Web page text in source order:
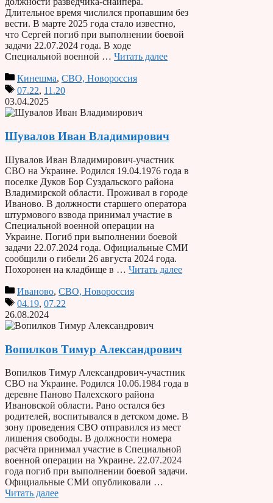
Длительное время числился пропавшим без
вести. В марте 2025 года стало известно,
что Сергей погиб при выполнении боевой
задачи 22.07.2024 года. В ходе
Специальной военной … Читать далее
Кинешма, СВО, Новороссия
07.22, 11.20
03.04.2025
Шувалов Иван Владимирович
Шувалов Иван Владимирович-участник
СВО на Украине. Родился 19.04.1976 года в
поселке Дуков Бор Суздальского района
Владимирской области. Проживал в городе
Иваново. В должности старшего оператора
штурмового взвода принимал участие в
Специальной военной операции на
Украине. Погиб при выполнении боевой
задачи 22.07.2024 года. Официальные СМИ
сообщили о гибели 26 августа 2024 года.
Похоронен на кладбище в … Читать далее
Иваново, СВО, Новороссия
04.19, 07.22
26.08.2024
Вопилков Тимур Александрович
Вопилков Тимур Александрович-участник
СВО на Украине. Родился 10.06.1984 года в
деревне Паново Палехского района
Ивановской области. Рано остался без
родителей, воспитывался в детском доме. В
зону проведения СВО отправился из мест
лишения свободы. В должности номера
расчёта принимал участие в Специальной
военной операции на Украине. 22.07.2024
года погиб при выполнении боевой задачи.
Официальные СМИ опубликовали …
Читать далее